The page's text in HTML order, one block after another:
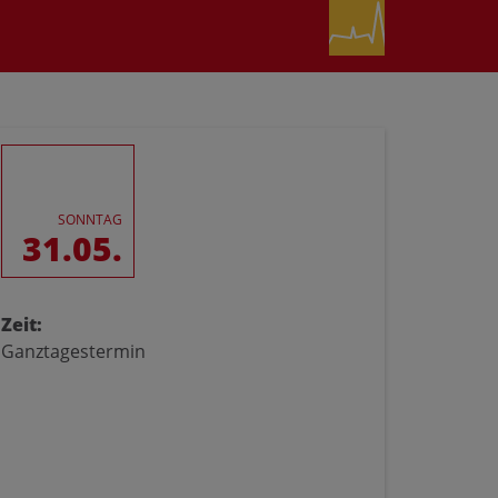
SONNTAG
31.05.
Zeit:
Ganztagestermin